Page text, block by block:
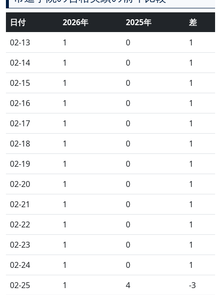
日付 2026年 2025年
差
02-13
1 0
1
02-14
1 0
1
02-15
1 0
1
02-16
1 0
1
02-17
1 0
1
02-18
1 0
1
02-19
1 0
1
02-20
1 0
1
02-21
1 0
1
02-22
1 0
1
02-23
1 0
1
02-24
1 0
1
02-25
1 4
-3